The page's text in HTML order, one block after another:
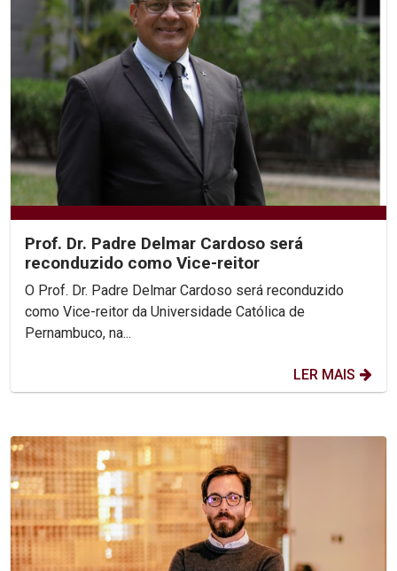
Prof. Dr. Padre Delmar Cardoso será
reconduzido como Vice-reitor
O Prof. Dr. Padre Delmar Cardoso será reconduzido
como Vice-reitor da Universidade Católica de
Pernambuco, na...
LER MAIS